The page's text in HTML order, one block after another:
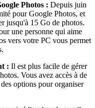
Photos : Depuis juin
pour Google Photos, et
jusqu'à 15 Go de photos.
une personne qui aime
vers votre PC vous permet
: Il est plus facile de gérer
Vous avez accès à de
options pour organiser